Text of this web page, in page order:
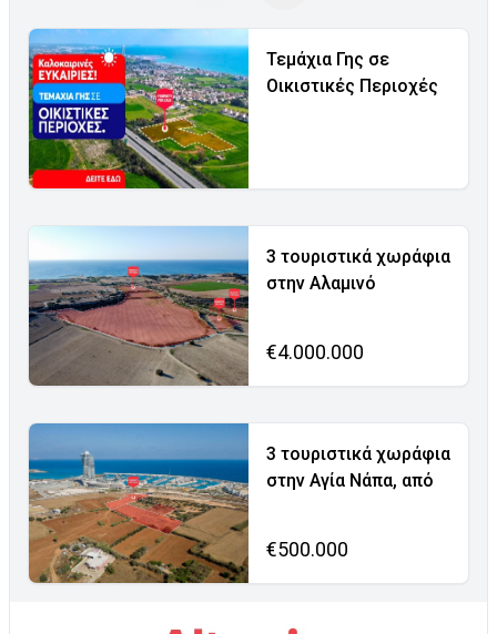
Τεμάχια Γης σε
Οικιστικές Περιοχές
3 τουριστικά χωράφια
στην Αλαμινό
€4.000.000
3 τουριστικά χωράφια
στην Αγία Νάπα, από
€500.000